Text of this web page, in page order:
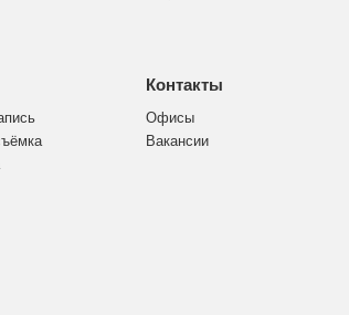
Контакты
Офисы
Вакансии